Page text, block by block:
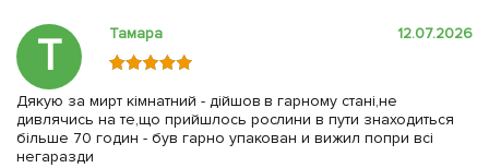
Т Тамара 12.07.2026
Дякую за мирт кімнатний - дійшов в гарному стані,не
дивлячись на те,що прийшлось рослини в пути знаходиться
більше 70 годин - був гарно упакован и вижил попри всі
негаразди